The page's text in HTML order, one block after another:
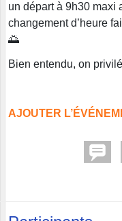
un départ à 9h30 maxi
changement d’heure
🌅
Bien entendu, on
AJOUTER